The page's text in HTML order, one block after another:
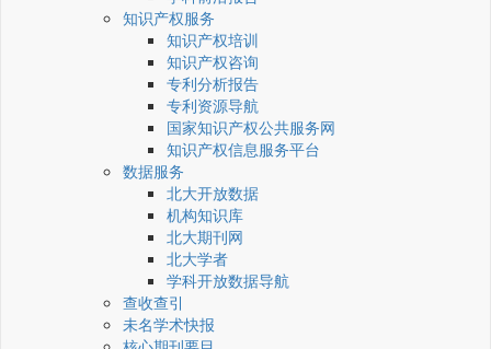
知识产权服务
知识产权培训
知识产权咨询
专利分析报告
专利资源导航
国家知识产权公共服务网
知识产权信息服务平台
数据服务
北大开放数据
机构知识库
北大期刊网
北大学者
学科开放数据导航
查收查引
未名学术快报